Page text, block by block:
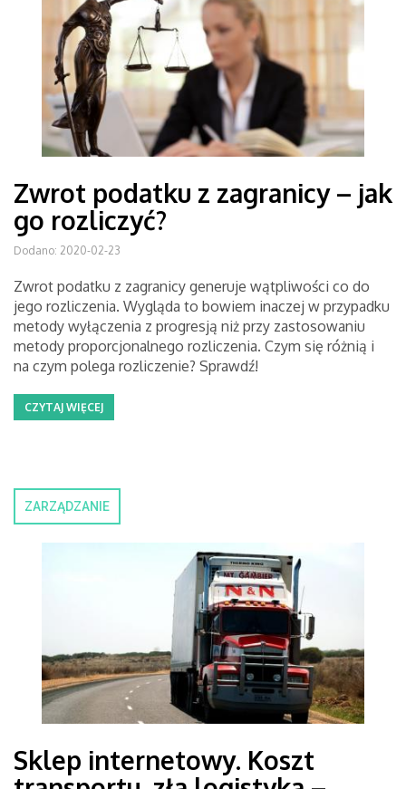
Zwrot podatku z zagranicy – jak
go rozliczyć?
Dodano: 2020-02-23
Zwrot podatku z zagranicy generuje wątpliwości co do
jego rozliczenia. Wygląda to bowiem inaczej w przypadku
metody wyłączenia z progresją niż przy zastosowaniu
metody proporcjonalnego rozliczenia. Czym się różnią i
na czym polega rozliczenie? Sprawdź!
CZYTAJ WIĘCEJ
ZARZĄDZANIE
Sklep internetowy. Koszt